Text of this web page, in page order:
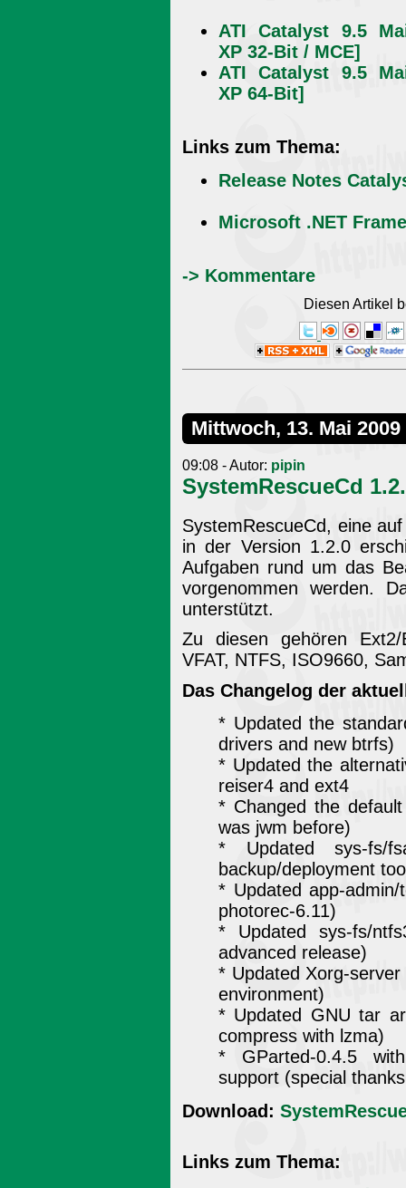
ATI Catalyst 9.5
XP 32-Bit / MCE]
ATI Catalyst 9.5
XP 64-Bit]
Links zum Thema:
Release Notes
Microsoft .NET
-> Kommentare
Diesen Artikel
Mittwoch, 13. Mai 2009
09:08 - Autor: pipin
SystemRescueCd
SystemRescueCd, eine
in der Version 1.2.0
Aufgaben rund um das
vorgenommen werden.
unterstützt.
Zu diesen gehören
VFAT, NTFS, ISO9660,
Das Changelog der
* Updated the
drivers and new btrfs)
* Updated the
reiser4 and ext4
* Changed the
was jwm before)
* Updated sys-fs/
backup/deployment
* Updated app-
photorec-6.11)
* Updated sys-fs/
advanced release)
* Updated Xorg-
environment)
* Updated GNU tar
compress with lzma)
* GParted-0.4.5
support (special
Download:
Links zum Thema: